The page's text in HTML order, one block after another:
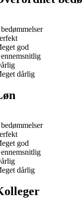
god
dårlig
god
dårlig